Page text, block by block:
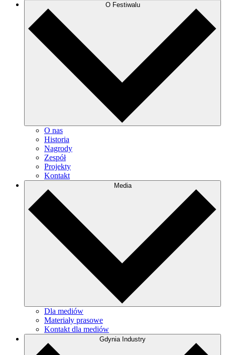
O Festiwalu
O nas
Historia
Nagrody
Zespół
Projekty
Kontakt
Media
Dla mediów
Materiały prasowe
Kontakt dla mediów
Gdynia Industry